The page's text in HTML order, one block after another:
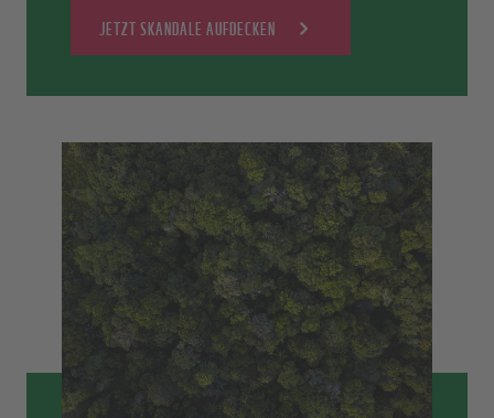
JETZT SKANDALE AUFDECKEN